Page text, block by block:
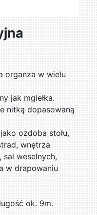
organza w wielu
jak mgiełka.
nitką dopasowaną
ozdoba stołu,
wnętrza
sal weselnych,
w drapowaniu
ok. 9m.